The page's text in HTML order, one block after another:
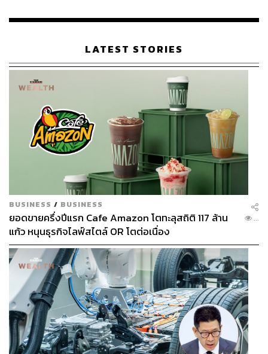
เรือนไทยที่ถูกซุกไว้
LATEST STORIES
BUSINESS / BUSINESS
ยอดขายครึ่งปีแรก Cafe Amazon โตทะลุสถิติ 117 ล้าน
แก้ว หนุนธุรกิจไลฟ์สไตล์ OR โตต่อเนื่อง
...